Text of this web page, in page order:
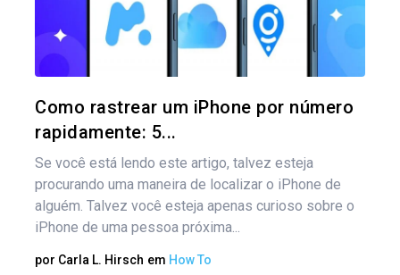
Como rastrear um iPhone por número
rapidamente: 5...
Se você está lendo este artigo, talvez esteja
procurando uma maneira de localizar o iPhone de
alguém. Talvez você esteja apenas curioso sobre o
iPhone de uma pessoa próxima...
por Carla L. Hirsch em How To